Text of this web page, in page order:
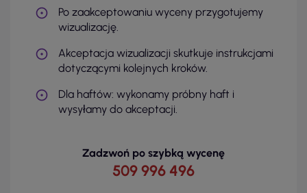
Po zaakceptowaniu wyceny przygotujemy
wizualizację.
Akceptacja wizualizacji skutkuje instrukcjami
dotyczącymi kolejnych kroków.
Dla haftów: wykonamy próbny haft i
wysyłamy do akceptacji.
Zadzwoń po szybką wycenę
509 996 496